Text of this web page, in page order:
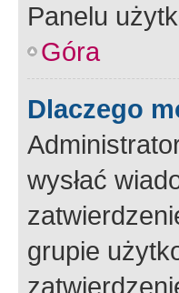
Panelu
Góra
Dlaczego
wysłać
grupie